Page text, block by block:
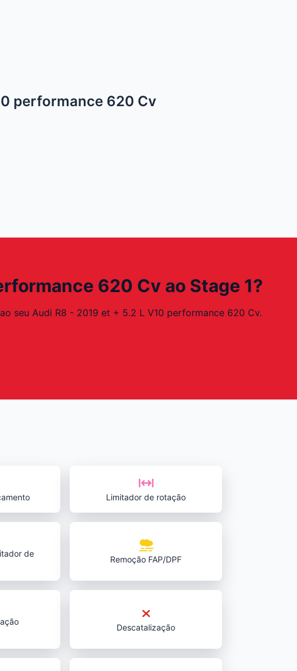
performance 620 Cv
620 Cv ao Stage 1?
seu Audi R8 - 2019 et + 5.2 L V10 performance 620 Cv.
Limitador de rotação
de
Remoção FAP/DPF
Descatalização